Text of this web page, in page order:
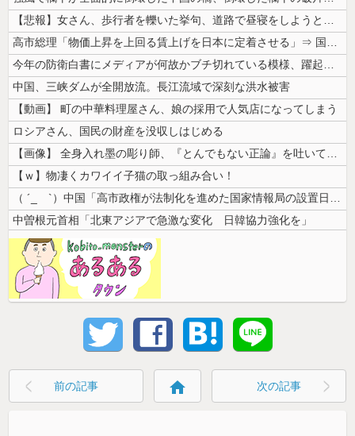
【悲報】女さん、歩行者を轢いた挙句、道路で昼寝をしようとしてしまう
高市総理「物価上昇を上回る賃上げを日本に定着させる」⇒ 国家公務員月...
今年の防衛白書にメディアが何故かブチ切れている模様、躍起になって批判す...
中国、三峡ダムが全開放流。長江流域で深刻な洪水被害
【動画】 町の中華料理屋さん、娘の採用で人気店になってしまう
ロシアさん、国民の財産を没収しはじめる
【画像】 全身入れ墨の彫り師、『とんでもない正論』を吐いて30万再生さ...
【ｗ】物凄くカワイイ子猫の取っ組み合い！
（ ´_ゝ`）中国「高市政権が法制化を進めた国家情報局の設置日が7月3...
中曽根元首相「北東アジアで急激な変化 日韓協力強化を」
前の記事 home 次の記事